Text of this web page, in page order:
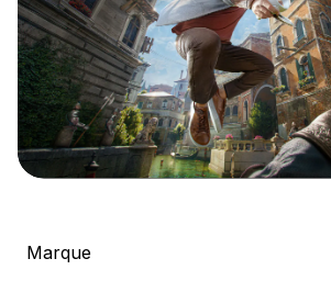
Marque